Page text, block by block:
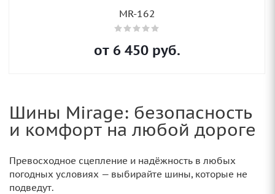
MR-162
от 6 450руб.
Шины Mirage: безопасность
и комфорт на любой дороге
Превосходное сцепление и надёжность в любых
погодных условиях — выбирайте шины, которые не
подведут.